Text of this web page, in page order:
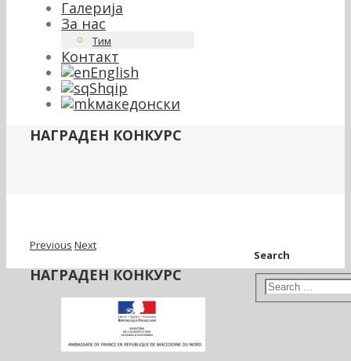
Галерија
За нас
Тим
Контакт
English
Shqip
македонски
НАГРАДЕН КОНКУРС
Previous Next
НАГРАДЕН КОНКУРС
Search